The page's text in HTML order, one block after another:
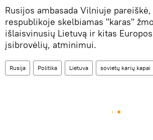
Rusijos ambasada Vilniuje pareiškė,
respublikoje skelbiamas "karas"
išlaisvinusių Lietuvą ir kitas
įsibrovėlių, atminimui.
Rusija Politika Lietuva sovietų karių kapai